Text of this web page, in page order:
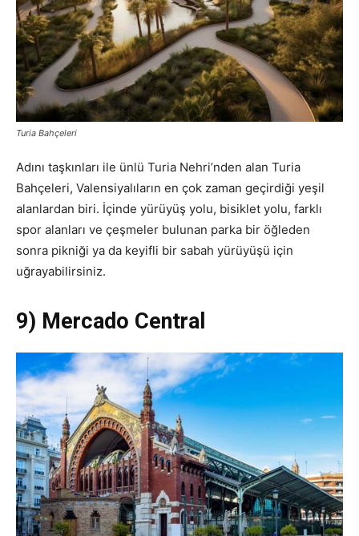
Turia Bahçeleri
Adını taşkınları ile ünlü Turia Nehri’nden alan Turia
Bahçeleri, Valensiyalıların en çok zaman geçirdiği yeşil
alanlardan biri. İçinde yürüyüş yolu, bisiklet yolu, farklı
spor alanları ve çeşmeler bulunan parka bir öğleden
sonra pikniği ya da keyifli bir sabah yürüyüşü için
uğrayabilirsiniz.
9) Mercado Central